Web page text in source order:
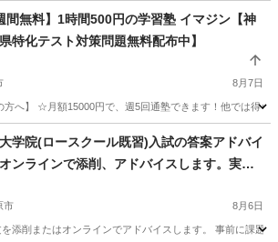
間無料】1時間500円の学習塾 イマジン【神
特化テスト対策問題無料配布中】
8月7日
方へ】 ☆月額15000円で、週5回通塾できます！他では得
オンライン
学院(ロースクール既習)入試の答案アドバイ
ンラインで添削、アドバイスします。実
市 8月6日
添削またはオンラインでアドバイスします。 事前に課題